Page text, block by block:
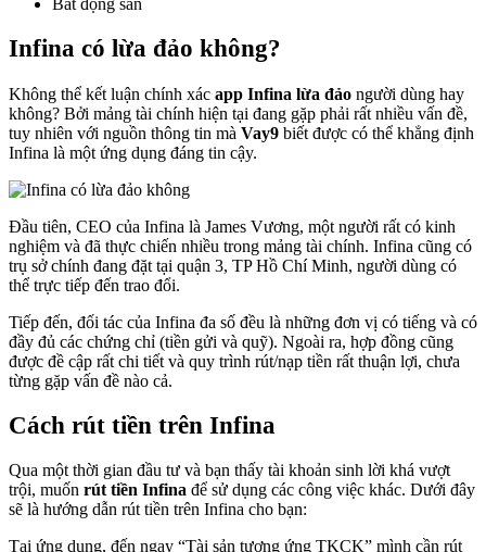
Bất động sản
Infina có lừa đảo không?
Không thể kết luận chính xác app Infina lừa đảo người dùng hay
không? Bởi mảng tài chính hiện tại đang gặp phải rất nhiều vấn đề,
tuy nhiên với nguồn thông tin mà Vay9 biết được có thể khẳng định
Infina là một ứng dụng đáng tin cậy.
Đầu tiên, CEO của Infina là James Vương, một người rất có kinh
nghiệm và đã thực chiến nhiều trong mảng tài chính. Infina cũng có
trụ sở chính đang đặt tại quận 3, TP Hồ Chí Minh, người dùng có
thể trực tiếp đến trao đổi.
Tiếp đến, đối tác của Infina đa số đều là những đơn vị có tiếng và có
đầy đủ các chứng chỉ (tiền gửi và quỹ). Ngoài ra, hợp đồng cũng
được đề cập rất chi tiết và quy trình rút/nạp tiền rất thuận lợi, chưa
từng gặp vấn đề nào cả.
Cách rút tiền trên Infina
Qua một thời gian đầu tư và bạn thấy tài khoản sinh lời khá vượt
trội, muốn rút tiền Infina để sử dụng các công việc khác. Dưới đây
sẽ là hướng dẫn rút tiền trên Infina cho bạn:
Tại ứng dụng, đến ngay “Tài sản tương ứng TKCK” mình cần rút